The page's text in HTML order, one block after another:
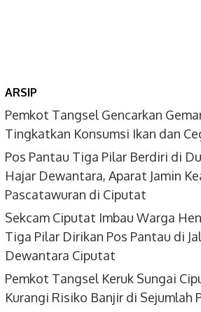
ARSIP
Pemkot Tangsel Gencarkan
Tingkatkan Konsumsi Ikan dan
Pos Pantau Tiga Pilar Berdiri di
Hajar Dewantara, Aparat Jamin
Pascatawuran di Ciputat
Sekcam Ciputat Imbau Warga
Tiga Pilar Dirikan Pos Pantau di
Dewantara Ciputat
Pemkot Tangsel Keruk Sungai
Kurangi Risiko Banjir di Sejumlah